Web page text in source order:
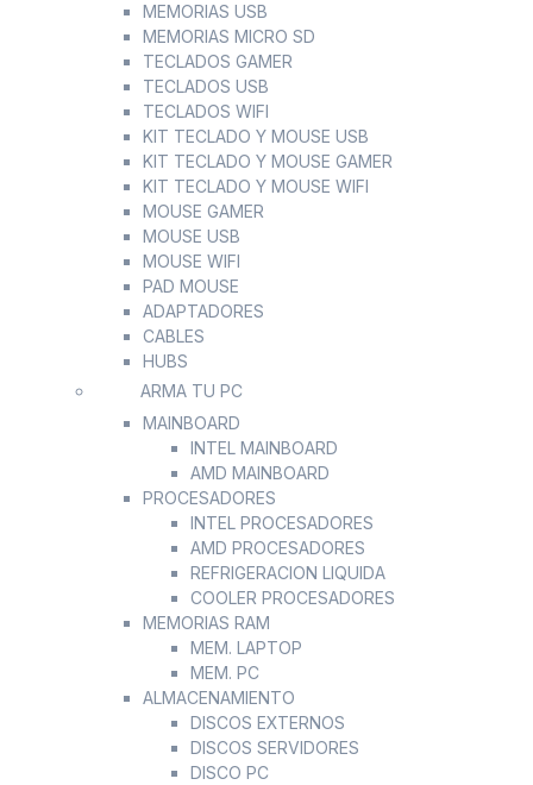
MEMORIAS USB
MEMORIAS MICRO SD
TECLADOS GAMER
TECLADOS USB
TECLADOS WIFI
KIT TECLADO Y MOUSE USB
KIT TECLADO Y MOUSE GAMER
KIT TECLADO Y MOUSE WIFI
MOUSE GAMER
MOUSE USB
MOUSE WIFI
PAD MOUSE
ADAPTADORES
CABLES
HUBS
ARMA TU PC
MAINBOARD
INTEL MAINBOARD
AMD MAINBOARD
PROCESADORES
INTEL PROCESADORES
AMD PROCESADORES
REFRIGERACION LIQUIDA
COOLER PROCESADORES
MEMORIAS RAM
MEM. LAPTOP
MEM. PC
ALMACENAMIENTO
DISCOS EXTERNOS
DISCOS SERVIDORES
DISCO PC